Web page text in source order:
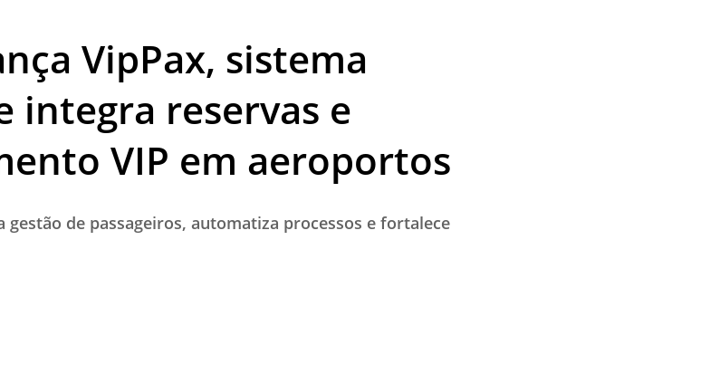
ÚLTIMAS NOTÍCIAS
QUEM SOMOS - EQUIPE
CONTATO
VipPax, sistema
integra reservas e
VIP em aeroportos
de passageiros, automatiza processos e fortalece